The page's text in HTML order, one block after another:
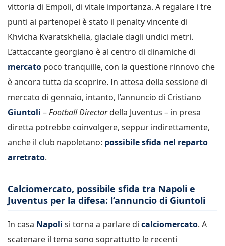
vittoria di Empoli, di vitale importanza. A regalare i tre
punti ai partenopei è stato il penalty vincente di
Khvicha Kvaratskhelia, glaciale dagli undici metri.
L’attaccante georgiano è al centro di dinamiche di
mercato poco tranquille, con la questione rinnovo che
è ancora tutta da scoprire. In attesa della sessione di
mercato di gennaio, intanto, l’annuncio di Cristiano
Giuntoli –Football Directordella Juventus – in presa
diretta potrebbe coinvolgere, seppur indirettamente,
anche il club napoletano: possibile sfida nel reparto
arretrato.
Calciomercato, possibile sfida tra Napoli e
Juventus per la difesa: l’annuncio di Giuntoli
In casa Napoli si torna a parlare di calciomercato. A
scatenare il tema sono soprattutto le recenti